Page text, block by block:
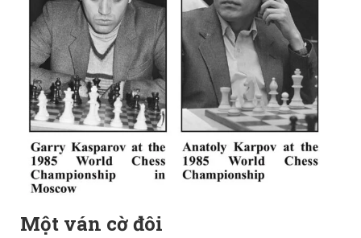
Một ván cờ đôi